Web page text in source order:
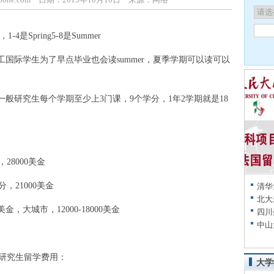
4是Spring5-8是Summer
学生为了早点毕业也会读summer，夏季学期可以读可以
究生每个学期至少上3门课，9个学分，1年2学期就是18
美金
21000美金
，大城市，12000-18000美金
生留学费用：
清
北
四
中
大